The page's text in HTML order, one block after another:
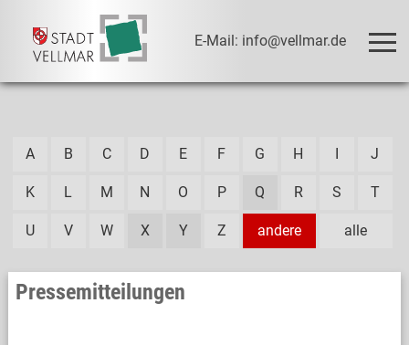
E-Mail: info@vellmar.de
alle
A B C D E F G H I J
K L M N O P Q R S T
U V W X Y Z andere
Pressemitteilungen